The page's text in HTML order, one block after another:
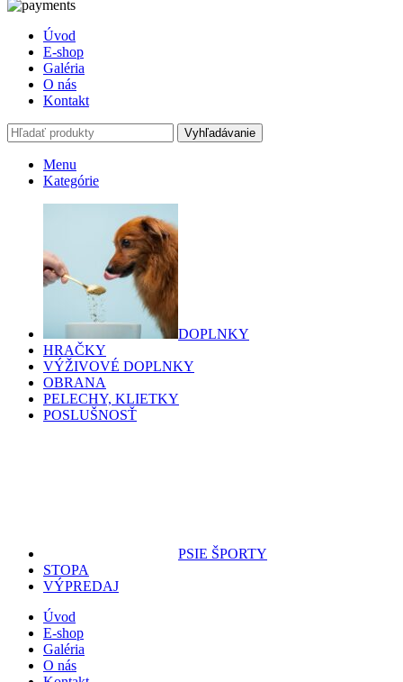
Úvod
E-shop
Galéria
O nás
Kontakt
Vyhľadávanie
Menu
Kategórie
DOPLNKY
HRAČKY
VÝŽIVOVÉ DOPLNKY
OBRANA
PELECHY, KLIETKY
POSLUŠNOSŤ
PSIE ŠPORTY
STOPA
VÝPREDAJ
Úvod
E-shop
Galéria
O nás